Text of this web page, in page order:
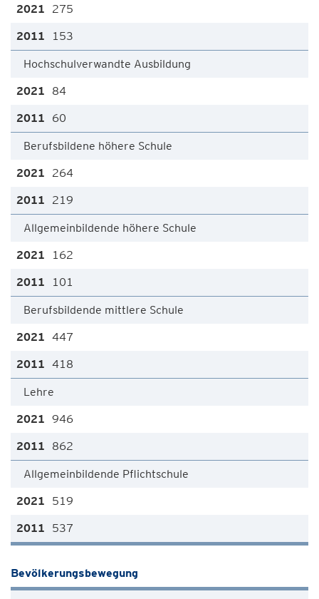
275
153
Hochschulverwandte Ausbildung
84
60
Berufsbildene höhere Schule
264
219
Allgemeinbildende höhere Schule
162
101
Berufsbildende mittlere Schule
447
418
Lehre
946
862
Allgemeinbildende Pflichtschule
519
537
Bevölkerungsbewegung